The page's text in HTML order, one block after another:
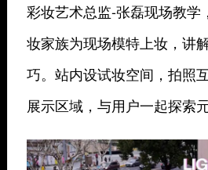
彩妆艺术总监-张磊现场教学
妆家族为现场模特上妆，讲
巧。 站内设试妆空间，拍照
展示区域，与用户一起探索